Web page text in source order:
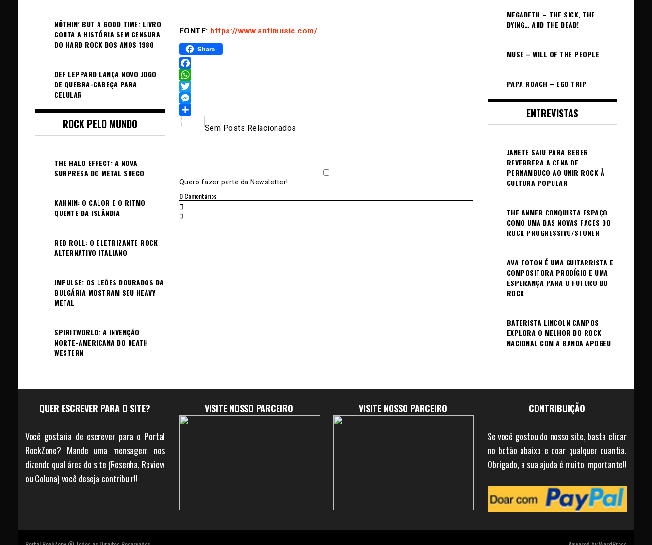
FONTE: https://www.antimusic.com/
Share
Facebook
WhatsApp
Twitter
Messenger
Sem Posts Relacionados
Quero fazer parte da Newsletter!
0Comentários
NÖTHIN’ BUT A GOOD TIME: LIVRO
CONTA A HISTÓRIA SEM CENSURA
DO HARD ROCK DOS ANOS 1980
DEF LEPPARD LANÇA NOVO JOGO
DE QUEBRA-CABEÇA PARA
CELULAR
ROCK PELO MUNDO
THE HALO EFFECT: A NOVA
SURPRESA DO METAL SUECO
KAHNIN: O CALOR E O RITMO
QUENTE DA ISLÂNDIA
RED ROLL: O ELETRIZANTE ROCK
ALTERNATIVO ITALIANO
IMPULSE: OS LEÕES DOURADOS DA
BULGÁRIA MOSTRAM SEU HEAVY
METAL
SPIRITWORLD: A INVENÇÃO
NORTE-AMERICANA DO DEATH
WESTERN
MEGADETH – THE SICK, THE
DYING… AND THE DEAD!
MUSE – WILL OF THE PEOPLE
PAPA ROACH – EGO TRIP
ENTREVISTAS
JANETE SAIU PARA BEBER
REVERBERA A CENA DE
PERNAMBUCO AO UNIR ROCK À
CULTURA POPULAR
THE ANMER CONQUISTA ESPAÇO
COMO UMA DAS NOVAS FACES DO
ROCK PROGRESSIVO/STONER
AVA TOTON É UMA GUITARRISTA E
COMPOSITORA PRODÍGIO E UMA
ESPERANÇA PARA O FUTURO DO
ROCK
BATERISTA LINCOLN CAMPOS
EXPLORA O MELHOR DO ROCK
NACIONAL COM A BANDA APOGEU
QUER ESCREVER PARA O SITE?
Você gostaria de escrever para o Portal
RockZone? Mande uma mensagem nos
dizendo qual área do site (Resenha, Review
ou Coluna) você deseja contribuir!!
VISITE NOSSO PARCEIRO VISITE NOSSO PARCEIRO CONTRIBUIÇÃO
Se você gostou do nosso site, basta clicar
no botão abaixo e doar qualquer quantia.
Obrigado, a sua ajuda é muito importante!!